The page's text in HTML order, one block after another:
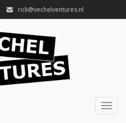
rick@vechelventures.nl